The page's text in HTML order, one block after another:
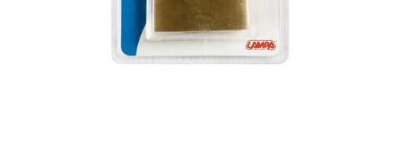
contenuti
multimediali
nella
modalità